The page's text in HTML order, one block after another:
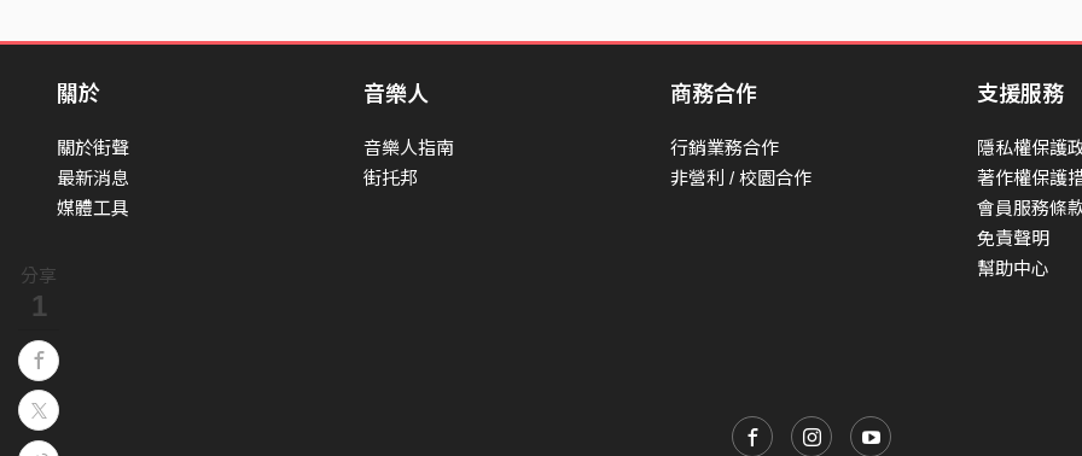
分享
1
[Chrous2]
我乘這條船 往你的彼岸
我乘這條船 靠向同一岸停泊
關於
關於街聲
最新消息
媒體工具
音樂人
音樂人指南
街托邦
商務合作
行銷業務合作
非營利 / 校園合作
支援服務
隱私權保護
著作權保護
會員服務條
免責聲明
幫助中心